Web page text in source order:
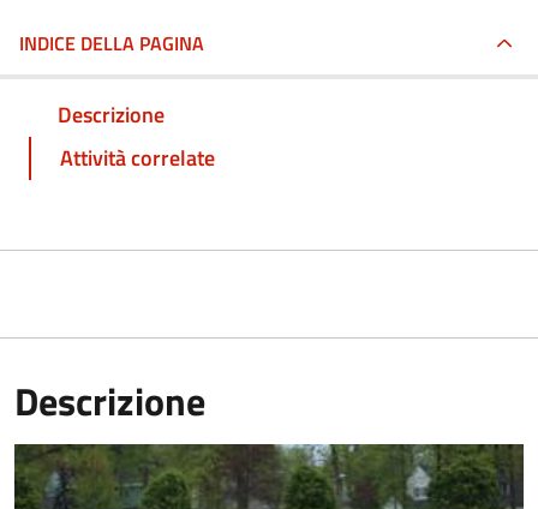
INDICE DELLA PAGINA
Descrizione
Attività correlate
Descrizione